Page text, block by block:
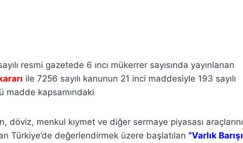
resmi gazetede 6 ıncı mükerrer sayısında yayınlanan
ile 7256 sayılı kanunun 21 inci maddesiyle 193 sayılı
madde kapsamındaki
döviz, menkul kıymet ve diğer sermaye piyasası araçlarını
Türkiye’de değerlendirmek üzere başlatılan “Varlık Barışı